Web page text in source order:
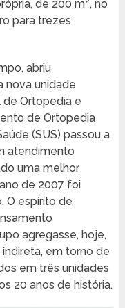
de 200 m², no
para trezes
abriu
nova unidade
de Ortopedia e
de Ortopedia
(SUS) passou a
atendimento
uma melhor
de 2007 foi
O espírito de
agregasse, hoje,
em torno de
em três unidades
20 anos de história.